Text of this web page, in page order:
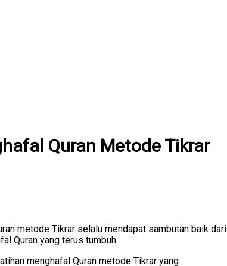
Quran Metode Tikrar
metode Tikrar selalu mendapat sambutan baik dari
Quran yang terus tumbuh.
menghafal Quran metode Tikrar yang